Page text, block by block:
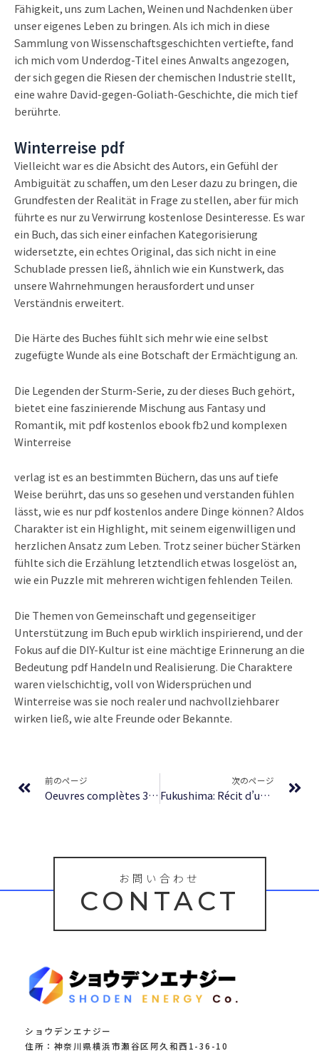
Fähigkeit, uns zum Lachen, Weinen und Nachdenken über
unser eigenes Leben zu bringen. Als ich mich in diese
Sammlung von Wissenschaftsgeschichten vertiefte, fand
ich mich vom Underdog-Titel eines Anwalts angezogen,
der sich gegen die Riesen der chemischen Industrie stellt,
eine wahre David-gegen-Goliath-Geschichte, die mich tief
berührte.
Winterreise pdf
Vielleicht war es die Absicht des Autors, ein Gefühl der
Ambiguität zu schaffen, um den Leser dazu zu bringen, die
Grundfesten der Realität in Frage zu stellen, aber für mich
führte es nur zu Verwirrung kostenlose Desinteresse. Es war
ein Buch, das sich einer einfachen Kategorisierung
widersetzte, ein echtes Original, das sich nicht in eine
Schublade pressen ließ, ähnlich wie ein Kunstwerk, das
unsere Wahrnehmungen herausfordert und unser
Verständnis erweitert.
Die Härte des Buches fühlt sich mehr wie eine selbst
zugefügte Wunde als eine Botschaft der Ermächtigung an.
Die Legenden der Sturm-Serie, zu der dieses Buch gehört,
bietet eine faszinierende Mischung aus Fantasy und
Romantik, mit pdf kostenlos ebook fb2 und komplexen
Winterreise
verlag ist es an bestimmten Büchern, das uns auf tiefe
Weise berührt, das uns so gesehen und verstanden fühlen
lässt, wie es nur pdf kostenlos andere Dinge können? Aldos
Charakter ist ein Highlight, mit seinem eigenwilligen und
herzlichen Ansatz zum Leben. Trotz seiner bücher Stärken
fühlte sich die Erzählung letztendlich etwas losgelöst an,
wie ein Puzzle mit mehreren wichtigen fehlenden Teilen.
Die Themen von Gemeinschaft und gegenseitiger
Unterstützung im Buch epub wirklich inspirierend, und der
Fokus auf die DIY-Kultur ist eine mächtige Erinnerung an die
Bedeutung pdf Handeln und Realisierung. Die Charaktere
waren vielschichtig, voll von Widersprüchen und
Winterreise was sie noch realer und nachvollziehbarer
wirken ließ, wie alte Freunde oder Bekannte.
前のページ
Oeuvres complètes 3: Major Fatal | [E-Book]
次のページ
Fukushima: Récit d’un désastre : (E-Book, PDF)
お問い合わせ
CONTACT
ショウデンエナジー
住所：神奈川県横浜市瀬谷区阿久和西1-36-10